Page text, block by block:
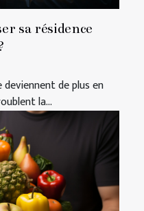
sa résidence
de plus en
la...